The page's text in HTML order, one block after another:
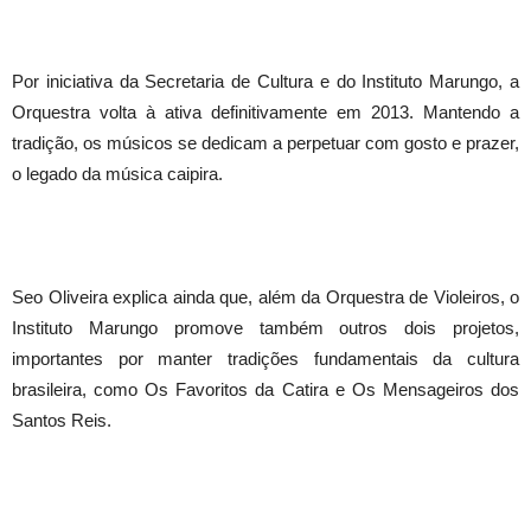
Por iniciativa da Secretaria de Cultura e do Instituto Marungo, a
Orquestra volta à ativa definitivamente em 2013. Mantendo a
tradição, os músicos se dedicam a perpetuar com gosto e prazer,
o legado da música caipira.
Seo Oliveira explica ainda que, além da Orquestra de Violeiros, o
Instituto Marungo promove também outros dois projetos,
importantes por manter tradições fundamentais da cultura
brasileira, como Os Favoritos da Catira e Os Mensageiros dos
Santos Reis.